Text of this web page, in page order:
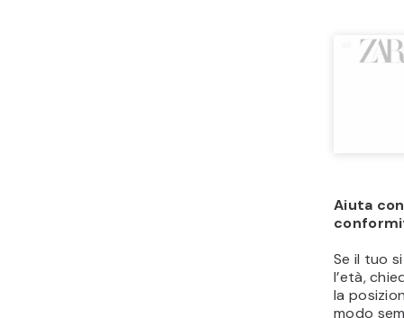
Aiuta
Se il tuo
l’età,
la
modo